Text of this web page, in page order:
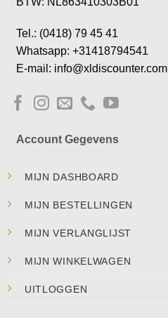
Tel.: (0418) 79 45 41
Whatsapp: +31418794541
E-mail: info@xldiscounter.com
Account Gegevens
MIJN DASHBOARD
MIJN BESTELLINGEN
MIJN VERLANGLIJST
MIJN WINKELWAGEN
UITLOGGEN